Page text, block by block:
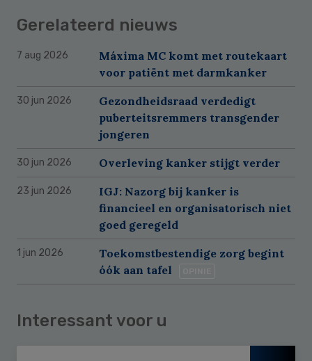
Gerelateerd nieuws
7 aug 2026
Máxima MC komt met routekaart
voor patiënt met darmkanker
30 jun 2026
Gezondheidsraad verdedigt
puberteitsremmers transgender
jongeren
30 jun 2026 Overleving kanker stijgt verder
23 jun 2026
IGJ: Nazorg bij kanker is
financieel en organisatorisch niet
goed geregeld
1 jun 2026
Toekomstbestendige zorg begint
óók aan tafel
Interessant voor u